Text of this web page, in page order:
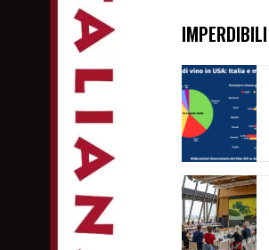
IMPERDIBILI